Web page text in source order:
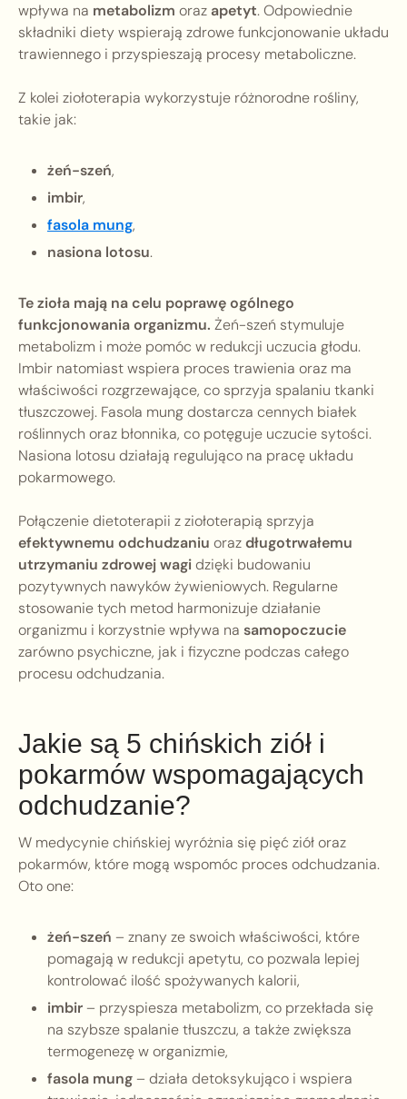
wpływa na metabolizm orazapetyt. Odpowiednie
składniki diety wspierają zdrowe funkcjonowanie układu
trawiennego i przyspieszają procesy metaboliczne.
Z kolei ziołoterapia wykorzystuje różnorodne rośliny,
takie jak:
żeń-szeń,
imbir,
fasola mung,
nasiona lotosu.
Te zioła mają na celu poprawę ogólnego
funkcjonowania organizmu. Żeń-szeń stymuluje
metabolizm i może pomóc w redukcji uczucia głodu.
Imbir natomiast wspiera proces trawienia oraz ma
właściwości rozgrzewające, co sprzyja spalaniu tkanki
tłuszczowej. Fasola mung dostarcza cennych białek
roślinnych oraz błonnika, co potęguje uczucie sytości.
Nasiona lotosu działają regulująco na pracę układu
pokarmowego.
Połączenie dietoterapii z ziołoterapią sprzyja
efektywnemu odchudzaniu orazdługotrwałemu
utrzymaniu zdrowej wagidzięki budowaniu
pozytywnych nawyków żywieniowych. Regularne
stosowanie tych metod harmonizuje działanie
organizmu i korzystnie wpływa na samopoczucie
zarówno psychiczne, jak i fizyczne podczas całego
procesu odchudzania.
Jakie są 5 chińskich ziół i
pokarmów wspomagających
odchudzanie?
W medycynie chińskiej wyróżnia się pięć ziół oraz
pokarmów, które mogą wspomóc proces odchudzania.
Oto one:
żeń-szeń – znany ze swoich właściwości, które
pomagają w redukcji apetytu, co pozwala lepiej
kontrolować ilość spożywanych kalorii,
imbir– przyspiesza metabolizm, co przekłada się
na szybsze spalanie tłuszczu, a także zwiększa
termogenezę w organizmie,
fasola mung– działa detoksykująco i wspiera